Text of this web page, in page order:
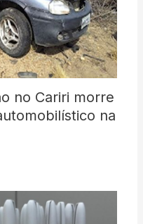
no Cariri morre
na